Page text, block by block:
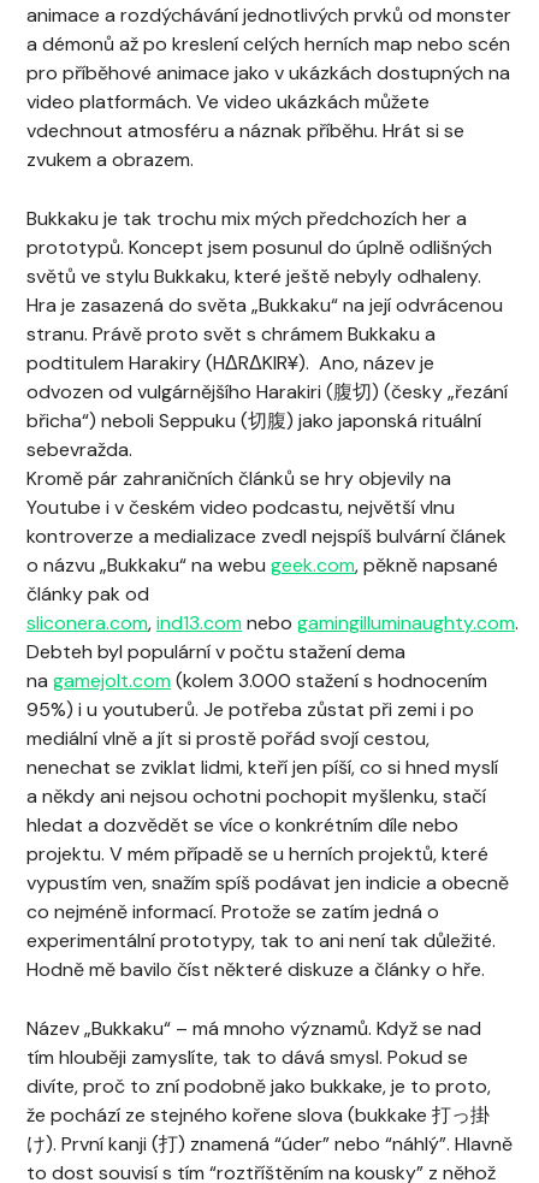
animace a rozdýchávání jednotlivých prvků od monster
a démonů až po kreslení celých herních map nebo scén
pro příběhové animace jako v ukázkách dostupných na
video platformách. Ve video ukázkách můžete
vdechnout atmosféru a náznak příběhu. Hrát si se
zvukem a obrazem.
Bukkaku je tak trochu mix mých předchozích her a
prototypů. Koncept jsem posunul do úplně odlišných
světů ve stylu Bukkaku, které ještě nebyly odhaleny.
Hra je zasazená do světa „Bukkaku“ na její odvrácenou
stranu. Právě proto svět s chrámem Bukkaku a
podtitulem Harakiry (HΔRΔKIR¥). Ano, název je
odvozen od vulgárnějšího Harakiri (腹切) (česky „řezání
břicha“) neboli Seppuku (切腹) jako japonská rituální
sebevražda.
Kromě pár zahraničních článků se hry objevily na
Youtube i v českém video podcastu, největší vlnu
kontroverze a medializace zvedl nejspíš bulvární článek
o názvu „Bukkaku“ na webu geek.com, pěkně napsané
články pak od
sliconera.com,ind13.comnebo gamingilluminaughty.com.
Debteh byl populární v počtu stažení dema
na gamejolt.com(kolem 3.000 stažení s hodnocením
95%) i u youtuberů. Je potřeba zůstat při zemi i po
mediální vlně a jít si prostě pořád svojí cestou,
nenechat se zviklat lidmi, kteří jen píší, co si hned myslí
a někdy ani nejsou ochotni pochopit myšlenku, stačí
hledat a dozvědět se více o konkrétním díle nebo
projektu. V mém případě se u herních projektů, které
vypustím ven, snažím spíš podávat jen indicie a obecně
co nejméně informací. Protože se zatím jedná o
experimentální prototypy, tak to ani není tak důležité.
Hodně mě bavilo číst některé diskuze a články o hře.
Název „Bukkaku“ – má mnoho významů. Když se nad
tím hlouběji zamyslíte, tak to dává smysl. Pokud se
divíte, proč to zní podobně jako bukkake, je to proto,
že pochází ze stejného kořene slova (bukkake 打っ掛
け). První kanji (打) znamená “úder” nebo “náhlý”. Hlavně
to dost souvisí s tím “roztříštěním na kousky” z něhož